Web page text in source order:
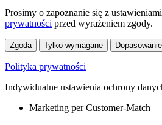
Prosimy o zapoznanie się z
prywatności przed wyrażeniem zgody.
Zgoda Tylko wymagane
Polityka prywatności
Indywidualne ustawienia ochrony
Marketing per Customer-Match